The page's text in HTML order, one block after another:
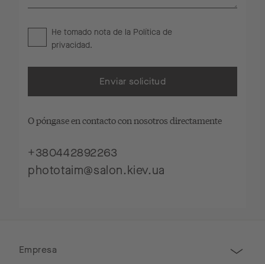
He tomado nota de la Política de
privacidad.
Enviar solicitud
O póngase en contacto con nosotros directamente
+380442892263
phototaim@salon.kiev.ua
Empresa